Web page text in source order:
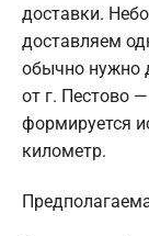
доставки.
доставляем
обычно нужно
от г. Пестово
формируется
километр.